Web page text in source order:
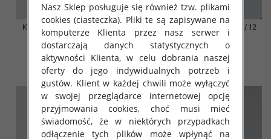
Klapki damskie Roz 36-42 / 12
par
41.00 zł
szczegóły
Klapki damskie Roz 36-42 / 12
par
41.00 zł
szczegóły
Nasz Sklep posługuje się również tzw. plikami
cookies (ciasteczka). Pliki te są zapisywane na
komputerze Klienta przez nasz serwer i
dostarczają danych statystycznych o
aktywności Klienta, w celu dobrania naszej
oferty do jego indywidualnych potrzeb i
gustów. Klient w każdej chwili może wyłączyć
w swojej przeglądarce internetowej opcję
przyjmowania cookies, choć musi mieć
świadomość, że w niektórych przypadkach
odłączenie tych plików może wpłynąć na